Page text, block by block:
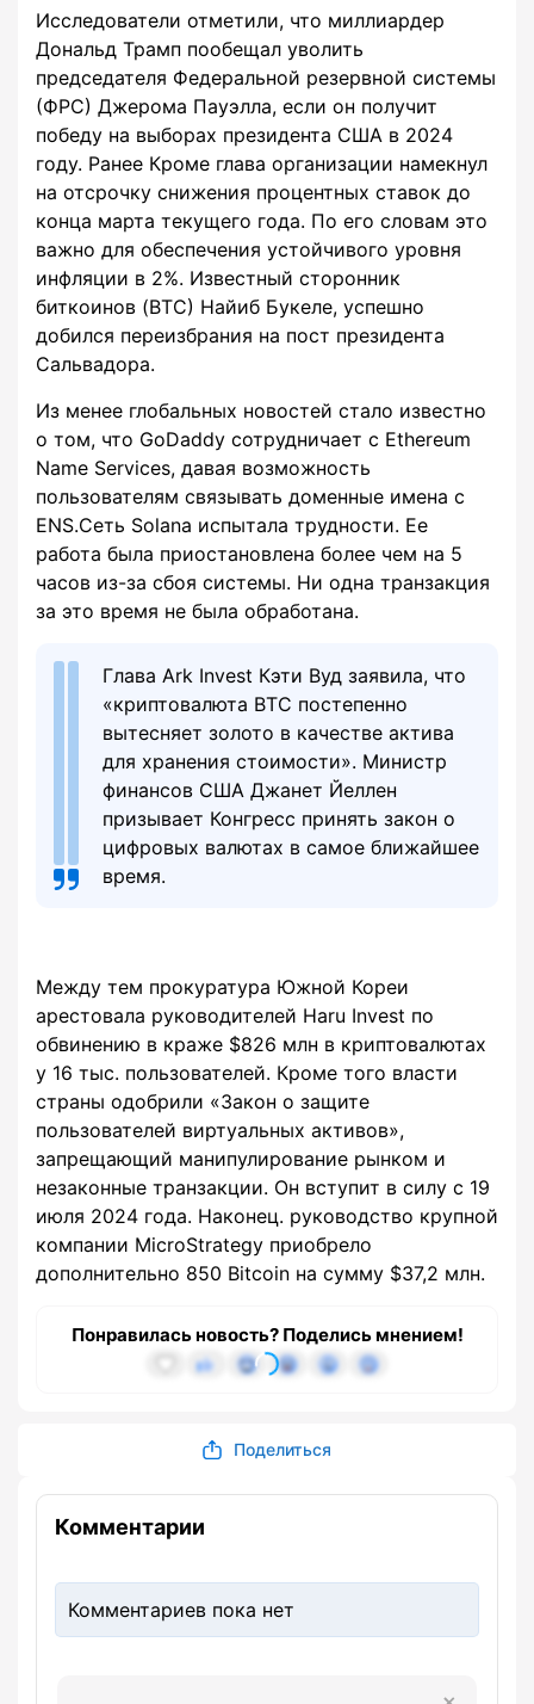
Исследователи отметили, что миллиардер
Дональд Трамп пообещал уволить
председателя Федеральной резервной системы
(ФРС) Джерома Пауэлла, если он получит
победу на выборах президента США в 2024
году. Ранее Кроме глава организации намекнул
на отсрочку снижения процентных ставок до
конца марта текущего года. По его словам это
важно для обеспечения устойчивого уровня
инфляции в 2%. Известный сторонник
биткоинов (BTC) Найиб Букеле, успешно
добился переизбрания на пост президента
Сальвадора.
Из менее глобальных новостей стало известно
о том, что GoDaddy сотрудничает с Ethereum
Name Services, давая возможность
пользователям связывать доменные имена с
ENS.Сеть Solana испытала трудности. Ее
работа была приостановлена более чем на 5
часов из-за сбоя системы. Ни одна транзакция
за это время не была обработана.
Глава Ark Invest Кэти Вуд заявила, что
«криптовалюта BTC постепенно
вытесняет золото в качестве актива
для хранения стоимости». Министр
финансов США Джанет Йеллен
призывает Конгресс принять закон о
цифровых валютах в самое ближайшее
время.
Между тем прокуратура Южной Кореи
арестовала руководителей Haru Invest по
обвинению в краже $826 млн в криптовалютах
у 16 тыс. пользователей. Кроме того власти
страны одобрили «Закон о защите
пользователей виртуальных активов»,
запрещающий манипулирование рынком и
незаконные транзакции. Он вступит в силу с 19
июля 2024 года. Наконец. руководство крупной
компании MicroStrategy приобрело
дополнительно 850 Bitcoin на сумму $37,2 млн.
Понравилась новость? Поделись мнением!
Поделиться
Комментарии
Комментариев пока нет